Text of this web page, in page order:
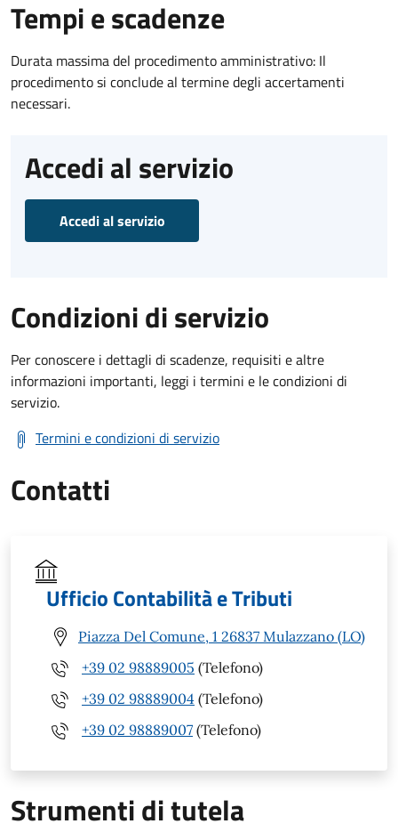
Tempi e scadenze
Durata massima del procedimento amministrativo: Il
procedimento si conclude al termine degli accertamenti
necessari.
Accedi al servizio
Accedi al servizio
Condizioni di servizio
Per conoscere i dettagli di scadenze, requisiti e altre
informazioni importanti, leggi i termini e le condizioni di
servizio.
Termini e condizioni di servizio
Contatti
Ufficio Contabilità e Tributi
Piazza Del Comune, 1 26837 Mulazzano (LO)
+39 02 98889005 (Telefono)
+39 02 98889004 (Telefono)
+39 02 98889007 (Telefono)
Strumenti di tutela